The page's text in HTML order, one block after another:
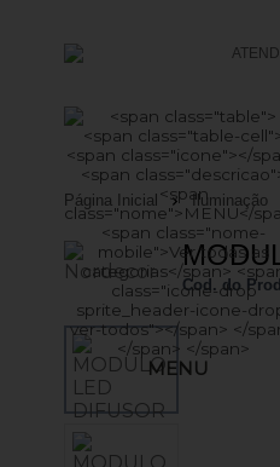
(47)
MENU
Página Inicial Iluminação
Cod. do